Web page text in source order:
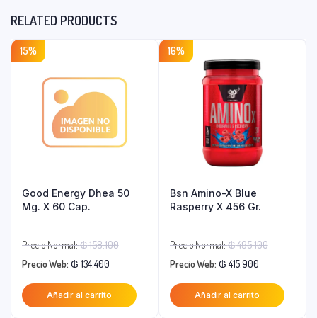
RELATED PRODUCTS
15%
Good Energy Dhea 50
Mg. X 60 Cap.
Precio Normal:₲158.100El
original
era:
Precio Web: ₲ 134.400El
precio
actual
Añadir al carrito
16%
Bsn Amino-X Blue
Rasperry X 456 Gr.
Precio Normal:₲495.100El
original
era:
Precio Web: ₲ 415.900El
precio
actual
Añadir al carrito